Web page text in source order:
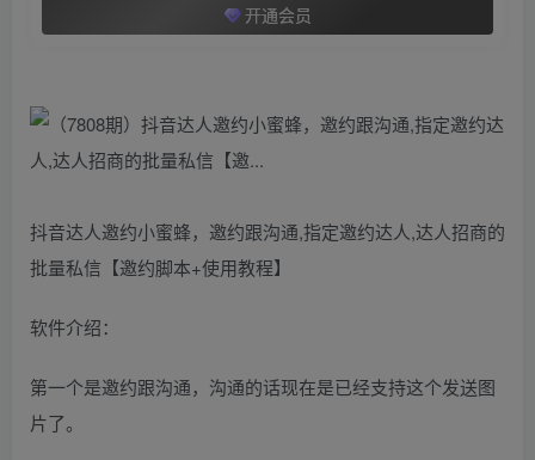
开通会员
抖音达人邀约小蜜蜂，邀约跟沟通,指定邀约达人,达人招商的
批量私信【邀约脚本+使用教程】
软件介绍：
第一个是邀约跟沟通，沟通的话现在是已经支持这个发送图
片了。